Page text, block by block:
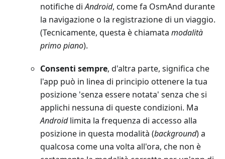
notifiche diAndroid, come fa OsmAnd durante
la navigazione o la registrazione di un viaggio.
(Tecnicamente, questa è chiamata modalità
primo piano).
Consenti sempre, d'altra parte, significa che
l'app può in linea di principio ottenere la tua
posizione 'senza essere notata' senza che si
applichi nessuna di queste condizioni. Ma
Androidlimita la frequenza di accesso alla
posizione in questa modalità (background) a
qualcosa come una volta all'ora, che non è